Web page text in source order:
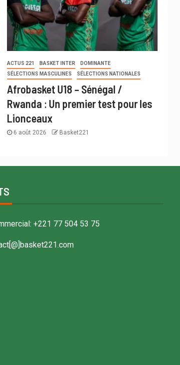
ACTUS 221 BASKET INTER
DOMINANTE
SÉLECTIONS MASCULINES
SÉLECTIONS NATIONALES
Afrobasket U18 – Sénégal /
Rwanda : Un premier test pour les
Lionceaux
6 août 2026 Basket221
+221 77 504 53 75